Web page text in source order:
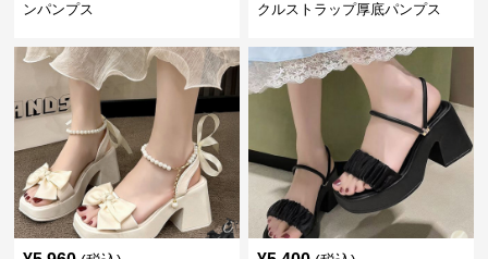
ンパンプス
クルストラップ厚底パンプス